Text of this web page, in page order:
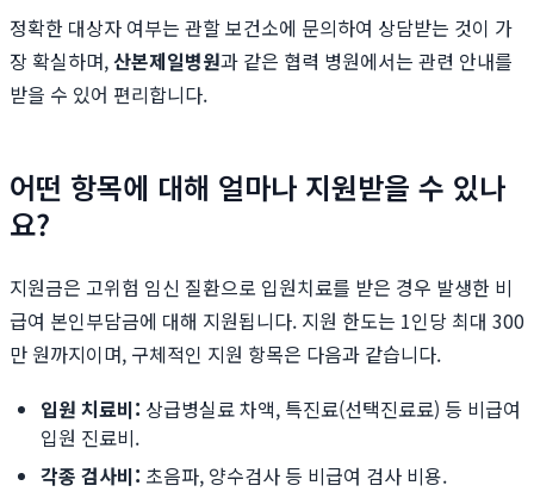
정확한 대상자 여부는 관할 보건소에 문의하여 상담받는 것이 가
장 확실하며,산본제일병원과 같은 협력 병원에서는 관련 안내를
받을 수 있어 편리합니다.
어떤 항목에 대해 얼마나 지원받을 수 있나
요?
지원금은 고위험 임신 질환으로 입원치료를 받은 경우 발생한 비
급여 본인부담금에 대해 지원됩니다. 지원 한도는 1인당 최대 300
만 원까지이며, 구체적인 지원 항목은 다음과 같습니다.
입원 치료비: 상급병실료 차액, 특진료(선택진료료) 등 비급여
입원 진료비.
각종 검사비: 초음파, 양수검사 등 비급여 검사 비용.